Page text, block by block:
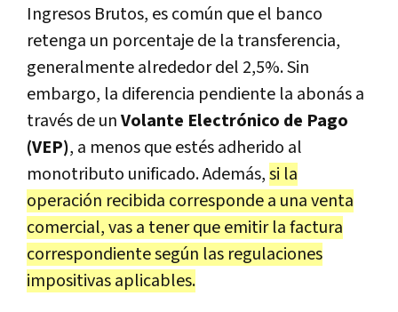
Ingresos Brutos, es común que el banco
retenga un porcentaje de la transferencia,
generalmente alrededor del 2,5%. Sin
embargo, la diferencia pendiente la abonás a
través de unVolante Electrónico de Pago
(VEP), a menos que estés adherido al
monotributo unificado. Además,si la
operación recibida corresponde a una venta
comercial, vas a tener que emitir la factura
correspondiente según las regulaciones
impositivas aplicables.